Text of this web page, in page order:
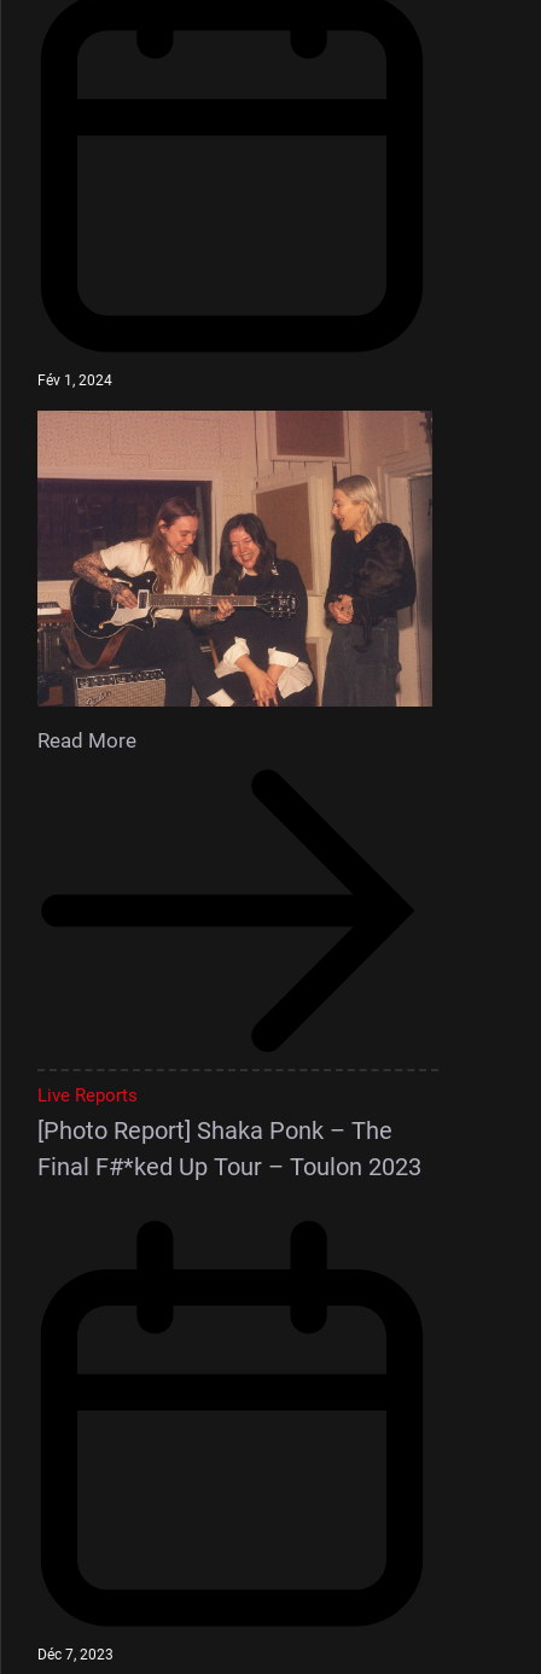
Fév 1, 2024
Read More
Live Reports
[Photo Report] Shaka Ponk – The
Final F#*ked Up Tour – Toulon 2023
Déc 7, 2023